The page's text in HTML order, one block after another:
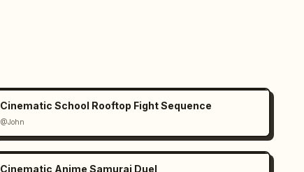
Cinematic School Rooftop Fight Sequence
@John
Cinematic Anime Samurai Duel